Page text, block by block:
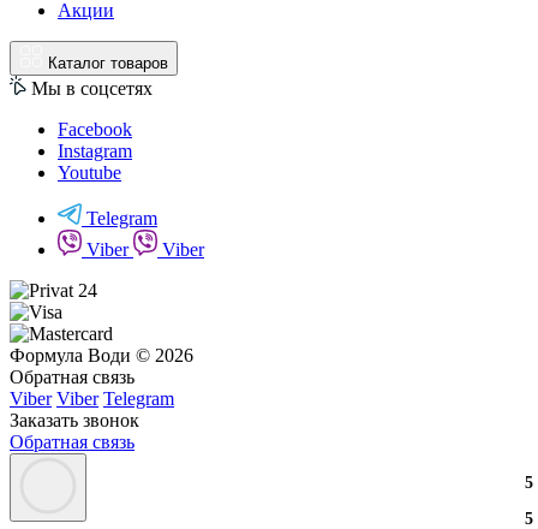
3
3
2
2
3
3
5
5
Акции
Каталог товаров
Мы в соцсетях
Facebook
Instagram
Youtube
Telegram
Viber
Viber
Формула Води © 2026
Обратная связь
Viber Viber Telegram
Заказать звонок
Обратная связь